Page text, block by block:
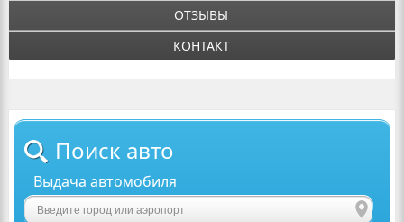
ОТЗЫВЫ
КОНТАКТ
Поиск авто
Выдача автомобиля